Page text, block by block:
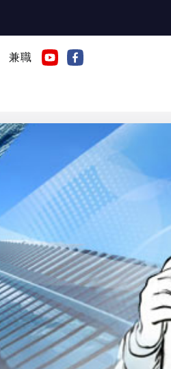
兼職